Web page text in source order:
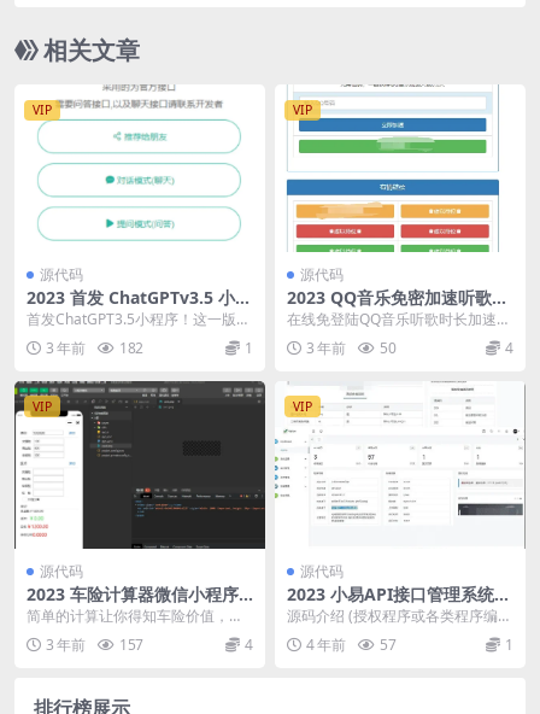
相关文章
VIP
源代码
2023 首发 ChatGPTv3.5 小程
序源码
首发ChatGPT3.5小程序！这一版本
ui比较好看 回复速度也快了 小程序
是...3 年前 182 1
VIP
源代码
2023 QQ音乐免密加速听歌源
码
在线免登陆QQ音乐听歌时长加速天
数源码无需密码版，最近，在各大
资源网上流传的QQ...
3 年前 50 4
VIP
源代码
2023 车险计算器微信小程序
源码
简单的计算让你得知车险价值，基
于大数据，计算的结果仅供参考
3 年前 157 4
VIP
源代码
2023 小易API接口管理系统P
HP源码
源码介绍 (授权程序或各类程序编写
集成) 本系统不支持在线更新请下载
全新安装包 ...
4 年前 57 1
排行榜展示